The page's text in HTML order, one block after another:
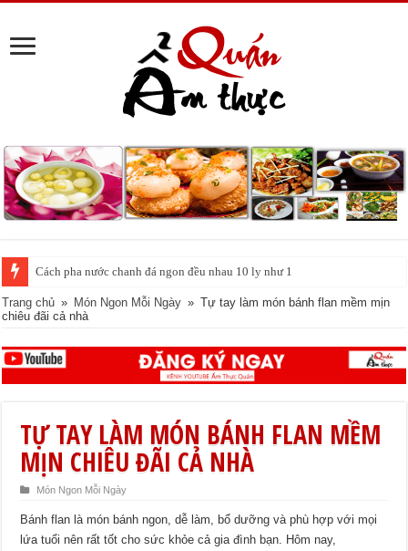
Tin vui cho những người ghiền cà phê: Uống mỗi ngày giúp sống lâu hơn,
Trang chủ » Món Ngon Mỗi Ngày » Tự tay làm món bánh flan mềm mịn
chiêu đãi cả nhà
TỰ TAY LÀM MÓN BÁNH FLAN MỀM
MỊN CHIÊU ĐÃI CẢ NHÀ
Món Ngon Mỗi Ngày
Bánh flan là món bánh ngon, dễ làm, bổ dưỡng và phù hợp với mọi
lứa tuổi nên rất tốt cho sức khỏe cả gia đình bạn. Hôm nay,